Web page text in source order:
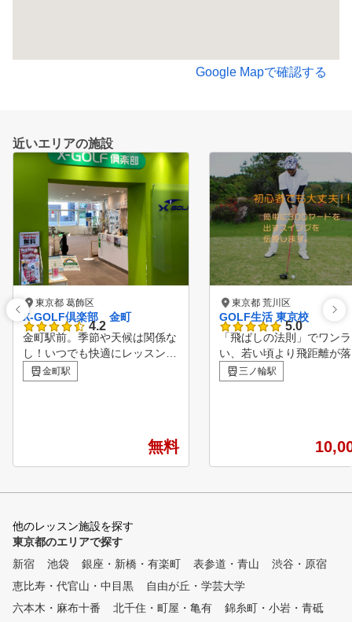
Google Mapで確認する
近いエリアの施設
東京都 葛飾区
X-GOLF倶楽部 金町
4.2
金町駅前。季節や天候は関係な
し！いつでも快適にレッスンに
集中できます！ プロによるレ
ベルに合ったレッスンと正確な
ラムを是非ご体験ください！
金町駅
無料
東京都 荒川区
GOLF生活 東京校
5.0
「飛ばしの法則」でワン
い、若い頃より飛距離が
距離を出すスイングがで
では、経験や年齢に関係
lytics/tab-overview/
三ノ輪駅
他のレッスン施設を探す
東京都のエリアで探す
新宿
池袋 銀座・新橋・有楽町 表参道・青山
渋谷・原宿
恵比寿・代官山・中目黒
自由が丘・学芸大学
六本木・麻布十番
北千住・町屋・亀有
錦糸町・小岩・青砥